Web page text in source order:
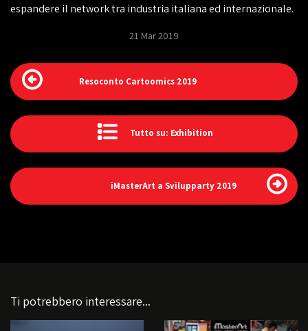
espandere il network tra industria italiana ed internazionale.
21 Mar 2019
Resoconto Cartoomics 2019
Tutto su: Exhibition
iMasterArt a Svilupparty 2019
Ti potrebbero interessare...